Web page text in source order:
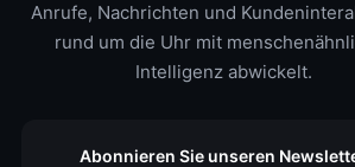
Anrufe, Nachrichten und
rund um die Uhr mit
Intelligenz abwickelt.
Abonnieren Sie unseren